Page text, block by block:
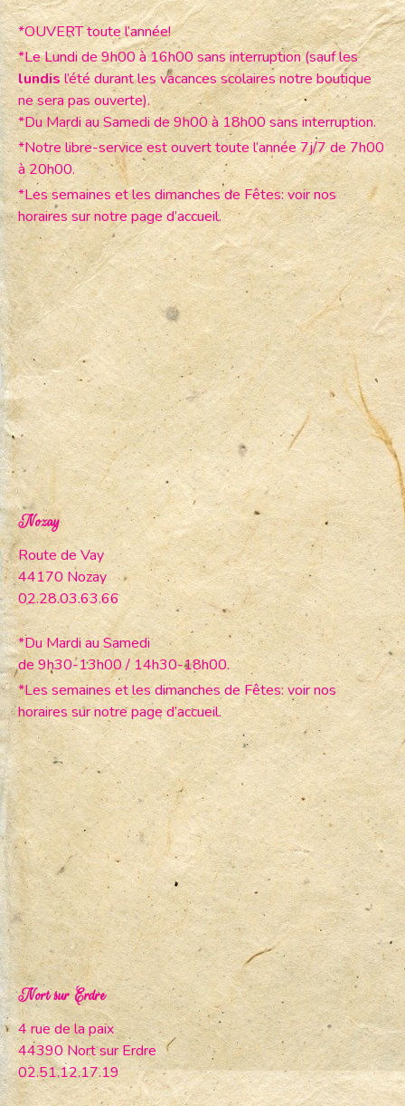
*OUVERT toute l’année!
*Le Lundi de 9h00 à 16h00 sans interruption (sauf les
lundisl’été durant les vacances scolaires notre boutique
ne sera pas ouverte).
*Du Mardi au Samedi de 9h00 à 18h00 sans interruption.
*Notre libre-service est ouvert toute l’année 7j/7 de 7h00
à 20h00.
*Les semaines et les dimanches de Fêtes: voir nos
horaires sur notre page d’accueil.
Nozay
Route de Vay
44170 Nozay
02.28.03.63.66
*Du Mardi au Samedi
de 9h30-13h00 / 14h30-18h00.
*Les semaines et les dimanches de Fêtes: voir nos
horaires sur notre page d’accueil.
Nort sur Erdre
4 rue de la paix
44390 Nort sur Erdre
02.51.12.17.19